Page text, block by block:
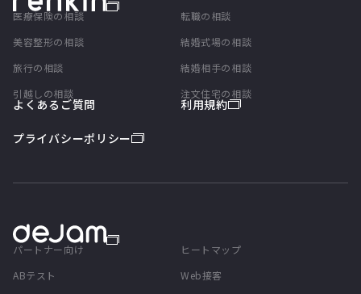
医療保険の相談
転職の相談
美容整形の相談
結婚式場の相談
旅行の相談
結婚相手の相談
引越しの相談
注文住宅の相談
よくあるご質問 利用規約
プライバシーポリシー
パートナー向け
ヒートマップ
ABテスト
Web接客